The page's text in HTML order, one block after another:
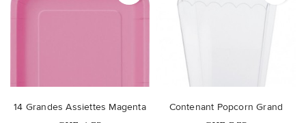
14 Grandes Assiettes Magenta
Contenant Popcorn Grand